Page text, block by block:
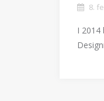
8.
I 2014